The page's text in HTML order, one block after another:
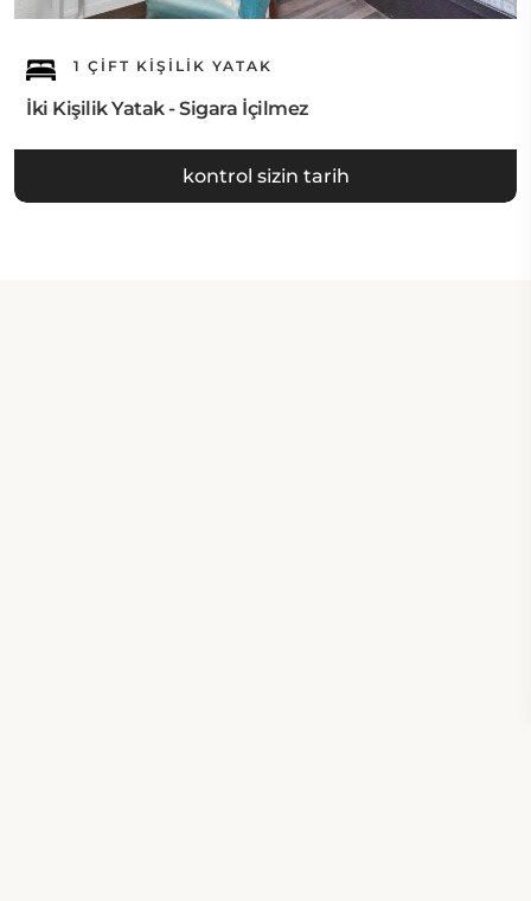
1 ÇIFT KIŞILIK YATAK
İki Kişilik Yatak - Sigara İçilmez
kontrol sizin tarih